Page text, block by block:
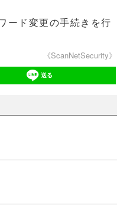
ード変更の手続きを行
《ScanNetSecurity》
送る